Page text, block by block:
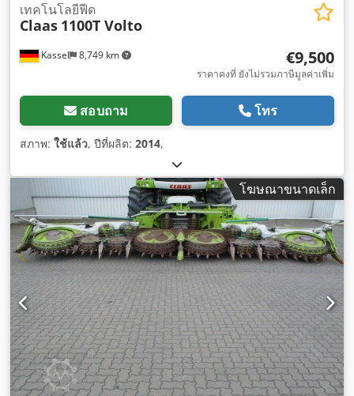
Kassel 8,749 km
เทคโนโลยีฟีด
Claas 1100T Volto
€9,500
ราคาคงที่ ยังไม่รวมภาษีมูลค่าเพิ่ม
สอบถาม โทร
สภาพ: ใช้แล้ว, ปีที่ผลิต: 2014,
โฆษณาขนาดเล็ก